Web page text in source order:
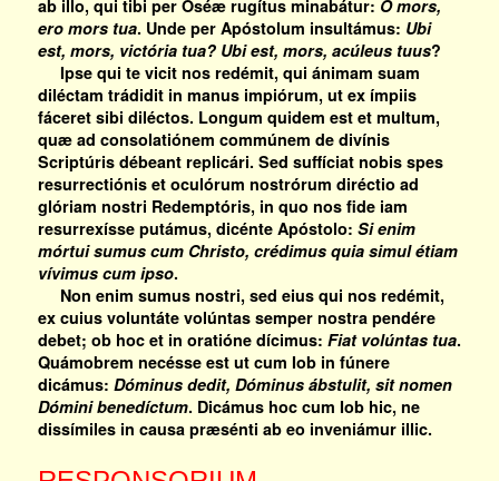
ab illo, qui tibi per Oséæ rugítus minabátur: O mors,
ero mors tua. Unde per Apóstolum insultámus: Ubi
est, mors, victória tua? Ubi est, mors, acúleus tuus?
Ipse qui te vicit nos redémit, qui ánimam suam
diléctam trádidit in manus impiórum, ut ex ímpiis
fáceret sibi diléctos. Longum quidem est et multum,
quæ ad consolatiónem commúnem de divínis
Scriptúris débeant replicári. Sed suffíciat nobis spes
resurrectiónis et oculórum nostrórum diréctio ad
glóriam nostri Redemptóris, in quo nos fide iam
resurrexísse putámus, dicénte Apóstolo: Si enim
mórtui sumus cum Christo, crédimus quia simul étiam
vívimus cum ipso.
Non enim sumus nostri, sed eius qui nos redémit,
ex cuius voluntáte volúntas semper nostra pendére
debet; ob hoc et in oratióne dícimus: Fiat volúntas tua.
Quámobrem necésse est ut cum Iob in fúnere
dicámus: Dóminus dedit, Dóminus ábstulit, sit nomen
Dómini benedíctum. Dicámus hoc cum Iob hic, ne
dissímiles in causa præsénti ab eo inveniámur illic.